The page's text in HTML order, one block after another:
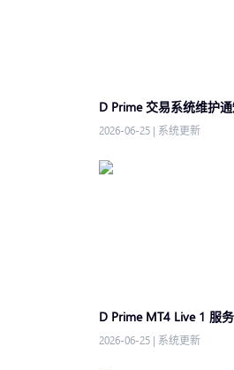
D Prime 交易系统维护
2026-06-25 | 系统更新
D Prime MT4 Live 1 服
2026-06-25 | 系统更新